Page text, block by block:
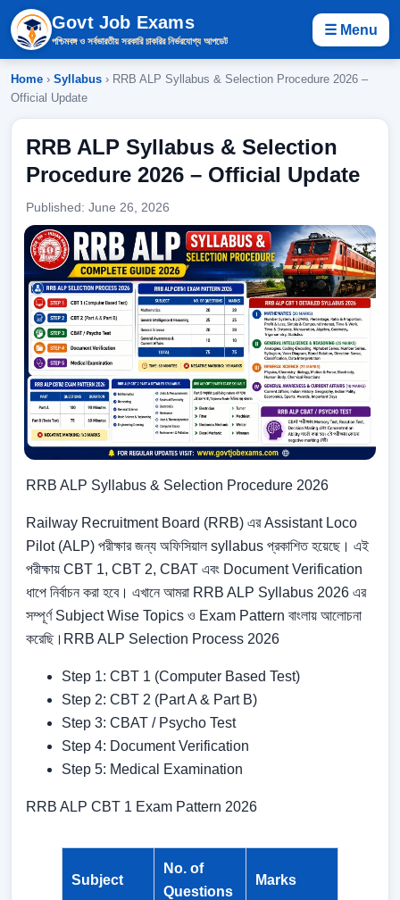
Govt Job Exams
পশ্চিমবঙ্গ ও সর্বভারতীয় সরকারি চাকরির নির্ভরযোগ্য আপডেট
☰ Menu
Home › Syllabus › RRB ALP Syllabus & Selection Procedure 2026 –
Official Update
RRB ALP Syllabus & Selection
Procedure 2026 – Official Update
Published: June 26, 2026
RRB ALP Syllabus & Selection Procedure 2026
Railway Recruitment Board (RRB) এর Assistant Loco
Pilot (ALP) পরীক্ষার জন্য অফিসিয়াল syllabus প্রকাশিত হয়েছে। এই
পরীক্ষায় CBT 1, CBT 2, CBAT এবং Document Verification
ধাপে নির্বাচন করা হবে। এখানে আমরা RRB ALP Syllabus 2026 এর
সম্পূর্ণ Subject Wise Topics ও Exam Pattern বাংলায় আলোচনা
করেছি।RRB ALP Selection Process 2026
Step 1: CBT 1 (Computer Based Test)
Step 2: CBT 2 (Part A & Part B)
Step 3: CBAT / Psycho Test
Step 4: Document Verification
Step 5: Medical Examination
RRB ALP CBT 1 Exam Pattern 2026
Subject
No. of
Questions
Marks